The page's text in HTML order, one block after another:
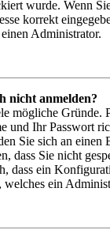
wurde. Wenn
korrekt
Administrator.
nicht anmelden?
mögliche Gründe.
und Ihr Passwort
Sie sich an einen
dass Sie nicht
dass ein
ein